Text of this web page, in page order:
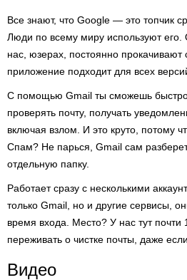
Все знают, что Google — это топчик
Люди по всему миру используют его.
нас, юзерах, постоянно прокачивают
приложение подходит для всех
С помощью Gmail ты сможешь быстро
проверять почту, получать
включая взлом. И это круто, потому
Спам? Не парься, Gmail сам
отдельную папку.
Работает сразу с несколькими
только Gmail, но и другие сервисы,
время входа. Место? У нас тут
переживать о чистке почты, даже
Видео